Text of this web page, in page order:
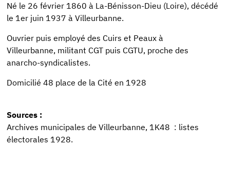
Né le 26 février 1860 à La-Bénisson-Dieu (Loire), décédé
le 1er juin 1937 à Villeurbanne.
Ouvrier puis employé des Cuirs et Peaux à
Villeurbanne, militant CGT puis CGTU, proche des
anarcho-syndicalistes.
Domicilié 48 place de la Cité en 1928
Sources :
Archives municipales de Villeurbanne, 1K48 : listes
électorales 1928.